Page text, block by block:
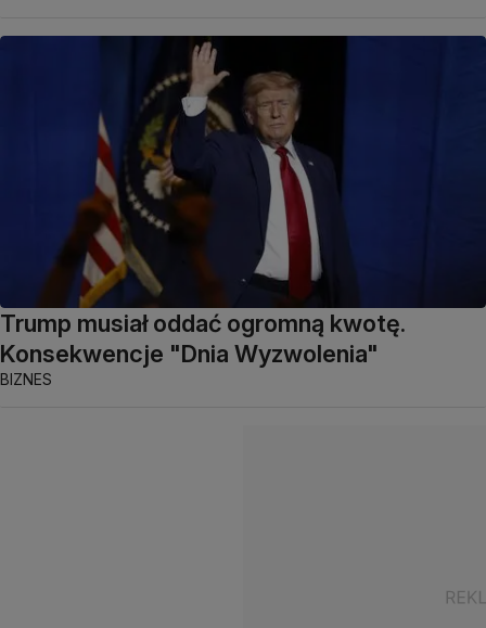
Trump musiał oddać ogromną kwotę.
Konsekwencje "Dnia Wyzwolenia"
BIZNES